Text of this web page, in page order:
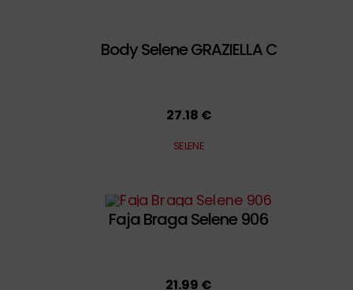
Body Selene GRAZIELLA C
27.18 €
SELENE
Faja Braga Selene 906
21.99 €